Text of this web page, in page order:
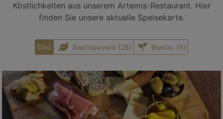
Köstlichkeiten aus unserem Artemis-Restaurant. Hier
finden Sie unsere aktuelle Speisekarte.
Όλα Χορτοφαγικά (26) Βίγκαν (9)